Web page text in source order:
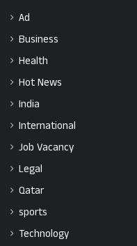
Ad
Business
Health
Hot News
India
International
Job Vacancy
Legal
Qatar
sports
Technology